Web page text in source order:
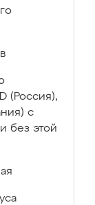
(Россия),
с
без этой